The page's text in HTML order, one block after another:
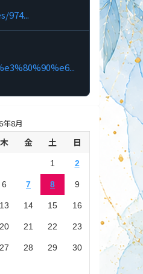
974...
年8月
木 金 土 日
1 2
6 7 8 9
13 14 15 16
20 21 22 23
27 28 29 30